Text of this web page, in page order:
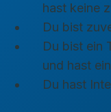
hast keine
Du bist
Du bist ein
und hast
Du hast